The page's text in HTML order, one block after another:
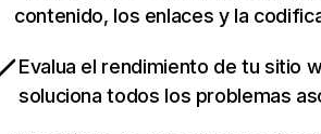
contenido, los enlaces y la
Evalua el rendimiento de tu sitio
soluciona todos los problemas